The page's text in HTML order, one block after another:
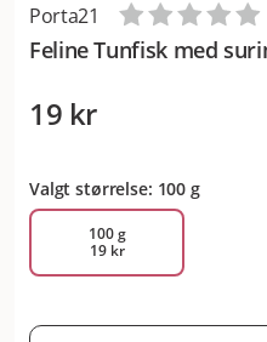
Porta21
Feline Tunfisk med
19 kr
Valgt størrelse: 100 g
100 g
19 kr